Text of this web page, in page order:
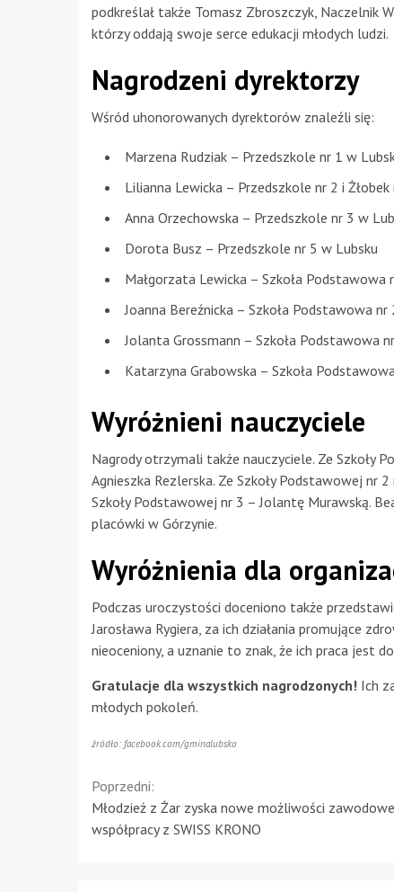
podkreślał także Tomasz Zbroszczyk, Naczelnik
którzy oddają swoje serce edukacji młodych ludzi.
Nagrodzeni dyrektorzy
Wśród uhonorowanych dyrektorów znaleźli się:
Marzena Rudziak – Przedszkole nr 1 w
Lilianna Lewicka – Przedszkole nr 2 i
Anna Orzechowska – Przedszkole nr 3 w
Dorota Busz – Przedszkole nr 5 w Lubsku
Małgorzata Lewicka – Szkoła Podstawowa
Joanna Bereźnicka – Szkoła Podstawowa nr
Jolanta Grossmann – Szkoła Podstawowa
Katarzyna Grabowska – Szkoła
Wyróżnieni nauczyciele
Nagrody otrzymali także nauczyciele. Ze Szkoły
Agnieszka Rezlerska. Ze Szkoły Podstawowej nr
Szkoły Podstawowej nr 3 – Jolantę Murawską.
placówki w Górzynie.
Wyróżnienia dla
Podczas uroczystości doceniono także
Jarosława Rygiera, za ich działania promujące
nieoceniony, a uznanie to znak, że ich praca jest
Gratulacje dla wszystkich nagrodzonych! Ich
młodych pokoleń.
źródło: facebook.com/gminalubsko
Continue
Reading
Poprzedni:
Młodzież z Żar zyska nowe możliwości
współpracy z SWISS KRONO